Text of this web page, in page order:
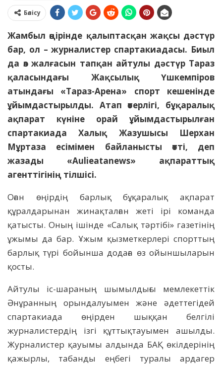
Бөлісу
Жамбыл өңірінде қалыптасқан жақсы дәстүр
бар, ол – журналистер спартакиадасы. Биыл
да өз жалғасын тапқан айтулы дәстүр Тараз
қаласындағы Жақсылық Үшкемпіров
атындағы «Тараз-Арена» спорт кешенінде
ұйымдастырылды. Атап өтерлігі, бұқаралық
ақпарат күніне орай ұйымдастырылған
спартакиада Халық Жазушысы Шерхан
Мұртаза есімімен байланысты өтті, деп
жазады «Aulieatanews» ақпараттық
агенттігінің тілшісі.
Оған өңірдің барлық бұқаралық ақпарат
құралдарынан жинақталған жеті ірі команда
қатысты. Оның ішінде «Салық тәртібі» газетінің
ұжымы да бар. Ұжым қызметкерлері спорттың
барлық түрі бойынша додаға өз ойыншыларын
қосты.
Айтулы іс-шараның шымылдығы мемлекеттік
Әнұранның орындалуымен және әдеттегідей
спартакиада өңірден шыққан белгілі
журналистердің ізгі құттықтауымен ашылды.
Журналистер қауымы алдында БАҚ өкілдерінің
қажырлы, табанды еңбегі туралы ардагер